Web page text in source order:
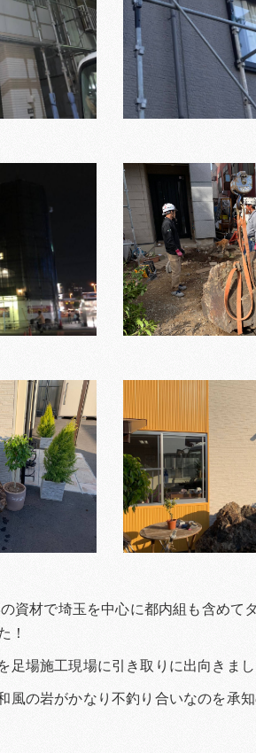
資材で埼玉を中心に都内組も含めて
！
場施工現場に引き取りに出向きまし
風の岩がかなり不釣り合いなのを承